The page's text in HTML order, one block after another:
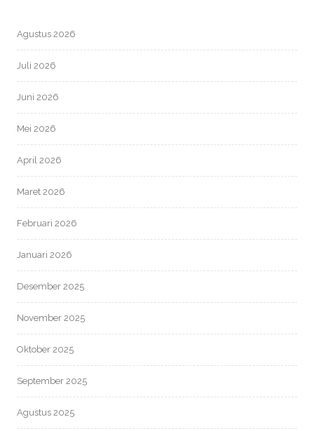
Agustus 2026
Juli 2026
Juni 2026
Mei 2026
April 2026
Maret 2026
Februari 2026
Januari 2026
Desember 2025
November 2025
Oktober 2025
September 2025
Agustus 2025